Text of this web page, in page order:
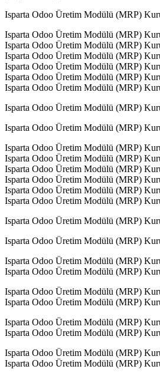
Isparta Odoo Üretim Modülü (MRP)
Isparta Odoo Üretim Modülü (MRP)
Isparta Odoo Üretim Modülü (MRP)
Isparta Odoo Üretim Modülü (MRP)
Isparta Odoo Üretim Modülü (MRP)
Isparta Odoo Üretim Modülü (MRP)
Isparta Odoo Üretim Modülü (MRP)
Isparta Odoo Üretim Modülü (MRP)
Isparta Odoo Üretim Modülü (MRP)
Isparta Odoo Üretim Modülü (MRP)
Isparta Odoo Üretim Modülü (MRP)
Isparta Odoo Üretim Modülü (MRP)
Isparta Odoo Üretim Modülü (MRP)
Isparta Odoo Üretim Modülü (MRP)
Isparta Odoo Üretim Modülü (MRP)
Isparta Odoo Üretim Modülü (MRP)
Isparta Odoo Üretim Modülü (MRP)
Isparta Odoo Üretim Modülü (MRP)
Isparta Odoo Üretim Modülü (MRP)
Isparta Odoo Üretim Modülü (MRP)
Isparta Odoo Üretim Modülü (MRP)
Isparta Odoo Üretim Modülü (MRP)
Isparta Odoo Üretim Modülü (MRP)
Isparta Odoo Üretim Modülü (MRP)
Isparta Odoo Üretim Modülü (MRP)